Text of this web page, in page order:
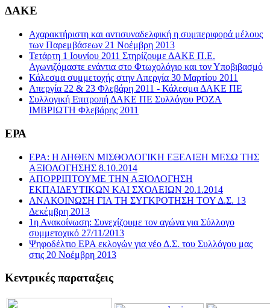
ΔΑΚΕ
Αχαρακτήριστη και αντισυναδελφική η συμπεριφορά μέλους
των Παρεμβάσεων 21 Νοέμβρη 2013
Τετάρτη 1 Ιουνίου 2011 Στηρίζουμε ΔΑΚΕ Π.Ε.
Αγωνιζόμαστε ενάντια στο Φτωχολόγιο και τον Υποβιβασμό
Κάλεσμα συμμετοχής στην Απεργία 30 Μαρτίου 2011
Απεργία 22 & 23 Φλεβάρη 2011 - Κάλεσμα ΔΑΚΕ ΠΕ
Συλλογική Επιτροπή ΔΑΚΕ ΠΕ Συλλόγου ΡΟΖΑ
ΙΜΒΡΙΩΤΗ Φλεβάρης 2011
ΕΡΑ
ΕΡΑ: Η ΔΗΘΕΝ ΜΙΣΘΟΛΟΓΙΚΗ ΕΞΕΛΙΞΗ ΜΕΣΩ ΤΗΣ
ΑΞΙΟΛΟΓΗΣΗΣ 8.10.2014
ΑΠΟΡΡΙΠΤΟΥΜΕ ΤΗΝ ΑΞΙΟΛΟΓΗΣΗ
ΕΚΠΑΙΔΕΥΤΙΚΩΝ ΚΑΙ ΣΧΟΛΕΙΩΝ 20.1.2014
ΑΝΑΚΟΙΝΩΣΗ ΓΙΑ ΤΗ ΣΥΓΚΡΟΤΗΣΗ ΤΟΥ Δ.Σ. 13
Δεκέμβρη 2013
1η Ανακοίνωση: Συνεχίζουμε τον αγώνα για Σύλλογο
συμμετοχικό 27/11/2013
Ψηφοδέλτιο ΕΡΑ εκλογών για νέο Δ.Σ. του Συλλόγου μας
στις 20 Νοέμβρη 2013
Κεντρικές παραταξεις